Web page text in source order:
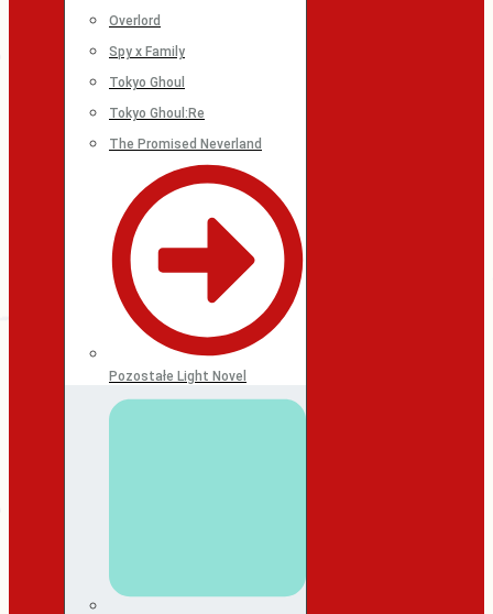
Overlord
Spy x Family
Tokyo Ghoul
Tokyo Ghoul:Re
The Promised Neverland
Pozostałe Light Novel